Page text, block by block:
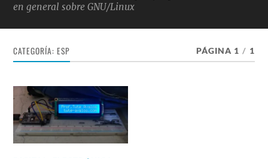
en general sobre GNU/Linux
CATEGORÍA: ESP PÁGINA 1 / 1